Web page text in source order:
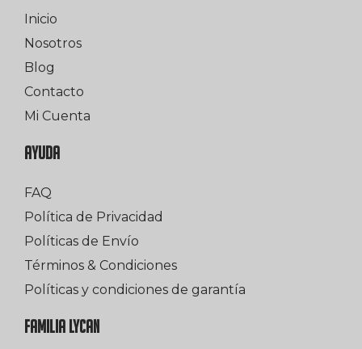
Inicio
Nosotros
Blog
Contacto
Mi Cuenta
AYUDA
FAQ
Política de Privacidad
Políticas de Envío
Términos & Condiciones
Políticas y condiciones de garantía
FAMILIA LYCAN